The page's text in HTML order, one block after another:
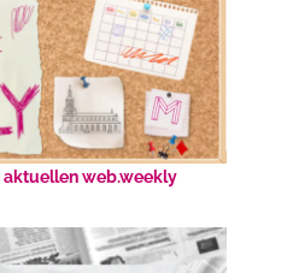
aktuellen web.weekly